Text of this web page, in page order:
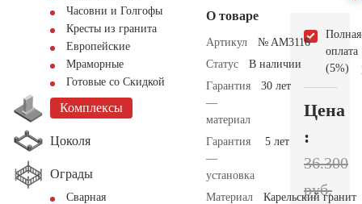
Часовни и Голгофы
Кресты из гранита
Европейские
Мраморные
Готовые со Скидкой
Комплексы
Цоколя
Ограды
Сварная
О товаре
Артикул
№ AM3116
Статус
В наличии
Гарантия
—
материал
30 лет
Гарантия
—
установка
5 лет
Материал
Карельский гранит
Полная
оплата
(5%)
Цена
:
36.300
руб.